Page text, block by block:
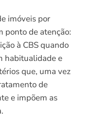
imóveis por
ponto de atenção:
à CBS quando
habitualidade e
que, uma vez
de
e impõem as